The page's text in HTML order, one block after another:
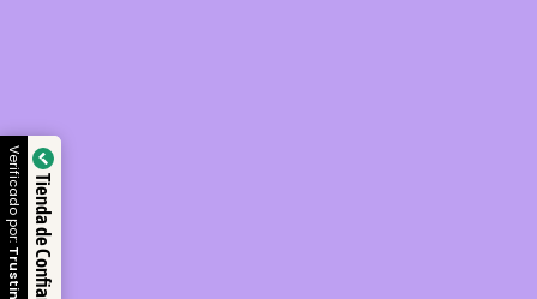
Tienda de Confianza
Verificado por: